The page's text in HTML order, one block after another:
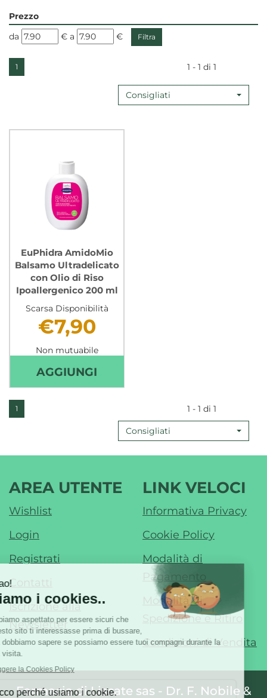
Prezzo
filtra
da € filtra
a €
1 1 - 1 di 1
Consigliati
EuPhidra AmidoMio
Balsamo Ultradelicato
con Olio di Riso
Ipoallergenico 200 ml
Scarsa Disponibilità
€7,90
Non mutuabile
AGGIUNGI
AMIDOMIO
ULTRADELICATO
RISO
1 1 - 1 di 1
Consigliati
AREA UTENTE
Wishlist
Login
Registrati
Contatti
Iscrizione alla
Newsletter
LINK VELOCI
Informativa Privacy
Cookie Policy
Modalità di
Pagamento
Modalità di
Spedizione e Ritiro
Condizioni di Vendita
Farmacia di Liscate sas - Dr. F. Nobile &